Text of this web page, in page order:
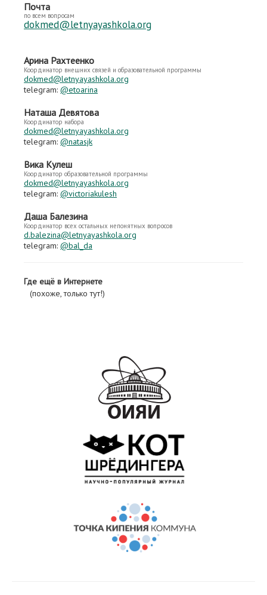
Почта
по всем вопросам
dokmed@letnyayashkola.org
Арина Рахтеенко
Координатор внешних связей и образовательной программы
dokmed@letnyayashkola.org
telegram: @etoarina
Наташа Девятова
Координатор набора
dokmed@letnyayashkola.org
telegram: @natasjk
Вика Кулеш
Координатор образовательной программы
dokmed@letnyayashkola.org
telegram: @victoriakulesh
Даша Балезина
Координатор всех остальных непонятных вопросов
d.balezina@letnyayashkola.org
telegram: @bal_da
Где ещё в Интернете
(похоже, только тут!)